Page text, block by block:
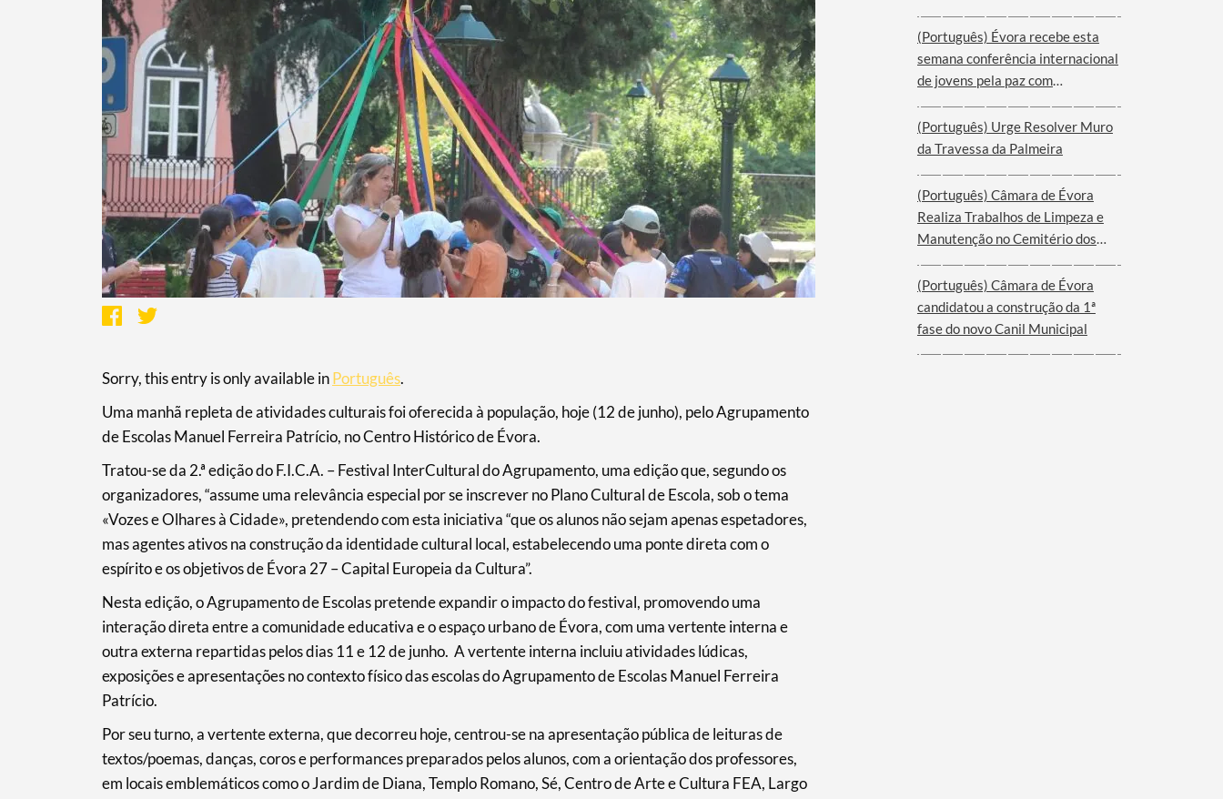
Search term
Categories
Filters
Sorry, this entry is only available inPortuguês.
Uma manhã repleta de atividades culturais foi oferecida à população, hoje (12 de junho), pelo Agrupamento
de Escolas Manuel Ferreira Patrício, no Centro Histórico de Évora.
Tratou-se da 2.ª edição do F.I.C.A. – Festival InterCultural do Agrupamento, uma edição que, segundo os
organizadores, “assume uma relevância especial por se inscrever no Plano Cultural de Escola, sob o tema
«Vozes e Olhares à Cidade», pretendendo com esta iniciativa “que os alunos não sejam apenas espetadores,
mas agentes ativos na construção da identidade cultural local, estabelecendo uma ponte direta com o
espírito e os objetivos de Évora 27 – Capital Europeia da Cultura”.
Nesta edição, o Agrupamento de Escolas pretende expandir o impacto do festival, promovendo uma
interação direta entre a comunidade educativa e o espaço urbano de Évora, com uma vertente interna e
outra externa repartidas pelos dias 11 e 12 de junho. A vertente interna incluiu atividades lúdicas,
exposições e apresentações no contexto físico das escolas do Agrupamento de Escolas Manuel Ferreira
Patrício.
Por seu turno, a vertente externa, que decorreu hoje, centrou-se na apresentação pública de leituras de
textos/poemas, danças, coros e performances preparados pelos alunos, com a orientação dos professores,
em locais emblemáticos como o Jardim de Diana, Templo Romano, Sé, Centro de Arte e Cultura FEA, Largo
(Português) Évora recebe esta
semana conferência internacional
de jovens pela paz com
oito países
(Português) Urge Resolver Muro
da Travessa da Palmeira
(Português) Câmara de Évora
Realiza Trabalhos de Limpeza e
Manutenção no Cemitério dos
(Português) Câmara de Évora
candidatou a construção da 1ª
fase do novo Canil Municipal